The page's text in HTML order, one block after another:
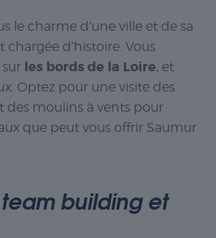
le charme d’une ville et de sa
d’histoire. Vous
les bords de la Loire, et
Optez pour une visite des
des moulins à vents pour
que peut vous offrir Saumur
building et